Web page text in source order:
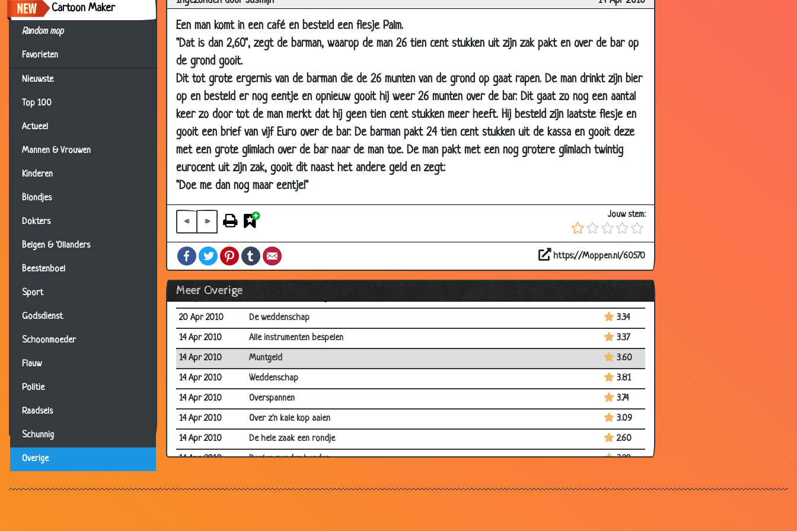
Cartoon Maker
Random mop
Favorieten
Nieuwste
Top 100
Actueel
Mannen & Vrouwen
Kinderen
Blondjes
Dokters
Belgen & 'Ollanders
Beestenboel
Sport
Godsdienst
Schoonmoeder
Flauw
Politie
Raadsels
Schunnig
Overige
Een man komt in een café en besteld een flesje Palm.
"Dat is dan 2,60", zegt de barman, waarop de man 26 tien cent stukken uit zijn zak pakt en over de bar op
de grond gooit.
Dit tot grote ergernis van de barman die de 26 munten van de grond op gaat rapen. De man drinkt zijn bier
op en besteld er nog eentje en opnieuw gooit hij weer 26 munten over de bar. Dit gaat zo nog een aantal
keer zo door tot de man merkt dat hij geen tien cent stukken meer heeft. Hij besteld zijn laatste flesje en
gooit een brief van vijf Euro over de bar. De barman pakt 24 tien cent stukken uit de kassa en gooit deze
met een grote glimlach over de bar naar de man toe. De man pakt met een nog grotere glimlach twintig
eurocent uit zijn zak, gooit dit naast het andere geld en zegt:
"Doe me dan nog maar eentje!"
« »
Jouw stem:
FacebookTwitterPinterestTumblr https://Moppen.nl/60570
Meer Overige
06 Jul 2010
Topverkoper
06 Jul 2010
06 Jul 2010
Blinde piloten
3.95
24 Jun 2010
Vliegtuig
3.42
23 Jun 2010
Ambtenaren
3.22
15 Jun 2010
Geert Wilders en Joran van der Sloot
2.83
13 Jun 2010
Pistolen of horloge
3.38
19 May 2010
Lekker biertje
12 May 2010
Leugendetector
3.63
06 May 2010
Te dronken
3.57
06 May 2010
Weddenschap
2.87
20 Apr 2010
De weddenschap
3.34
14 Apr 2010
Alle instrumenten bespelen
3.37
14 Apr 2010
Muntgeld
3.60
14 Apr 2010
Weddenschap
3.81
14 Apr 2010
Overspannen
3.74
14 Apr 2010
Over z'n kale kop aaien
3.09
14 Apr 2010
De hele zaak een rondje
2.60
14 Apr 2010
Darten zonder handen
3.20